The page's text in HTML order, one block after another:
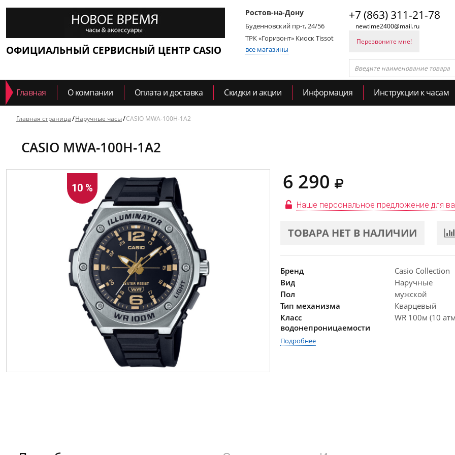
ОФИЦИАЛЬНЫЙ СЕРВИСНЫЙ ЦЕНТР CASIO
Ростов-на-Дону
Буденновский пр-т, 24/56
ТРК «Горизонт» Киоск Tissot
все магазины
+7 (863) 311-21-78
newtime2400@mail.ru
Перезвоните мне!
Главная О компании Оплата и доставка Скидки и акции Информация Инструкции к часам
Главная страница Наручные часы CASIO MWA-100H-1A2
CASIO MWA-100H-1A2
10 % 6 290
Наше персональное предложение для
ТОВАРА НЕТ В НАЛИЧИИ
Бренд
Casio Collection
Вид
Наручные
Пол
мужской
Тип механизма
Кварцевый
Класс
водонепроницаемости
WR 100м (10
Подробнее